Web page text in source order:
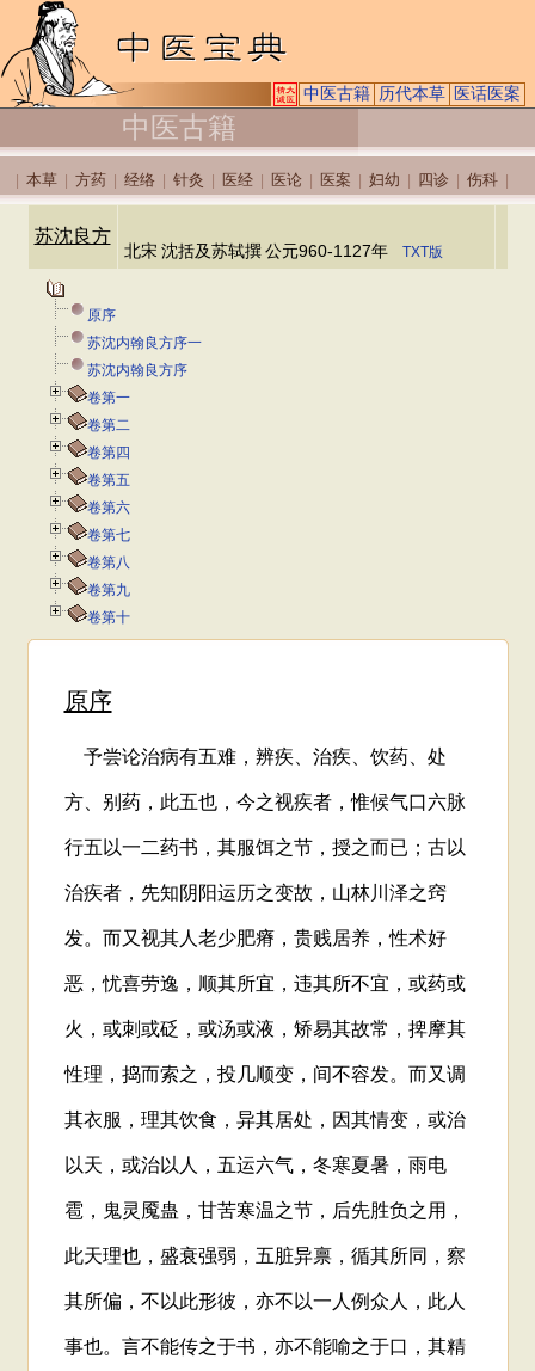
中医古籍 历代本草 医话医案
中医古籍
本草 方药 经络 针灸 医经 医论 医案 妇幼 四诊 伤科
苏沈良方
北宋 沈括及苏轼撰 公元960-1127年 TXT版
原序
苏沈内翰良方序一
苏沈内翰良方序
卷第一
卷第二
卷第四
卷第五
卷第六
卷第七
卷第八
卷第九
卷第十